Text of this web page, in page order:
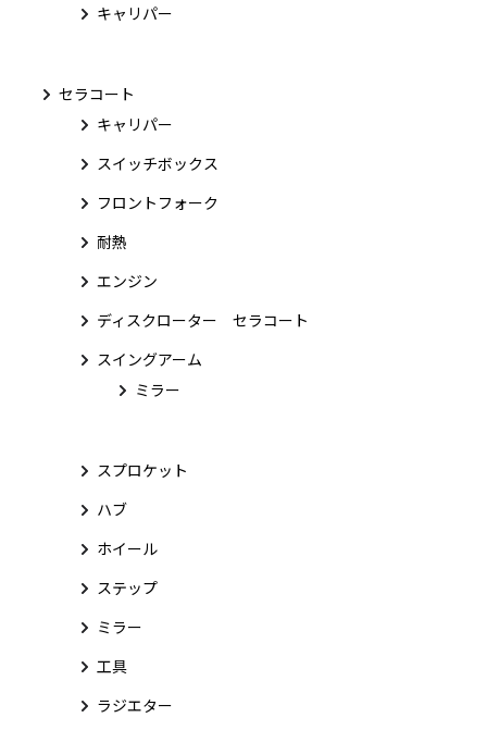
キャリパー
セラコート
キャリパー
スイッチボックス
フロントフォーク
耐熱
エンジン
ディスクローター セラコート
スイングアーム
ミラー
スプロケット
ハブ
ホイール
ステップ
ミラー
工具
ラジエター